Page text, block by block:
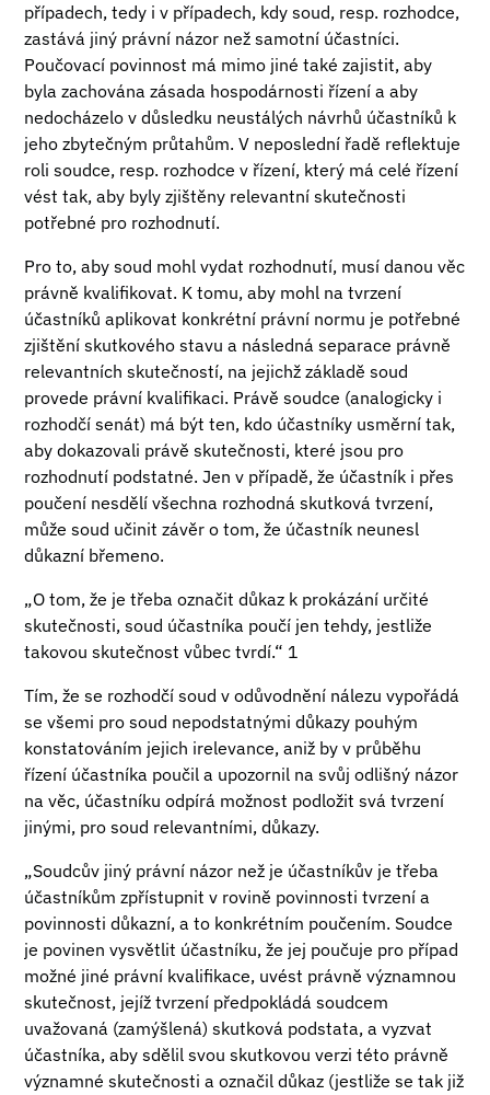
případech, tedy i v případech, kdy soud, resp. rozhodce,
zastává jiný právní názor než samotní účastníci.
Poučovací povinnost má mimo jiné také zajistit, aby
byla zachována zásada hospodárnosti řízení a aby
nedocházelo v důsledku neustálých návrhů účastníků k
jeho zbytečným průtahům. V neposlední řadě reflektuje
roli soudce, resp. rozhodce v řízení, který má celé řízení
vést tak, aby byly zjištěny relevantní skutečnosti
potřebné pro rozhodnutí.
Pro to, aby soud mohl vydat rozhodnutí, musí danou věc
právně kvalifikovat. K tomu, aby mohl na tvrzení
účastníků aplikovat konkrétní právní normu je potřebné
zjištění skutkového stavu a následná separace právně
relevantních skutečností, na jejichž základě soud
provede právní kvalifikaci. Právě soudce (analogicky i
rozhodčí senát) má být ten, kdo účastníky usměrní tak,
aby dokazovali právě skutečnosti, které jsou pro
rozhodnutí podstatné. Jen v případě, že účastník i přes
poučení nesdělí všechna rozhodná skutková tvrzení,
může soud učinit závěr o tom, že účastník neunesl
důkazní břemeno.
„O tom, že je třeba označit důkaz k prokázání určité
skutečnosti, soud účastníka poučí jen tehdy, jestliže
takovou skutečnost vůbec tvrdí.“ 1
Tím, že se rozhodčí soud v odůvodnění nálezu vypořádá
se všemi pro soud nepodstatnými důkazy pouhým
konstatováním jejich irelevance, aniž by v průběhu
řízení účastníka poučil a upozornil na svůj odlišný názor
na věc, účastníku odpírá možnost podložit svá tvrzení
jinými, pro soud relevantními, důkazy.
„Soudcův jiný právní názor než je účastníkův je třeba
účastníkům zpřístupnit v rovině povinnosti tvrzení a
povinnosti důkazní, a to konkrétním poučením. Soudce
je povinen vysvětlit účastníku, že jej poučuje pro případ
možné jiné právní kvalifikace, uvést právně významnou
skutečnost, jejíž tvrzení předpokládá soudcem
uvažovaná (zamýšlená) skutková podstata, a vyzvat
účastníka, aby sdělil svou skutkovou verzi této právně
významné skutečnosti a označil důkaz (jestliže se tak již